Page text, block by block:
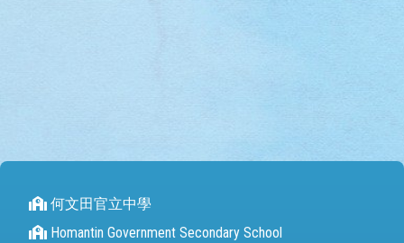
何文田官立中學
Homantin Government Secondary School